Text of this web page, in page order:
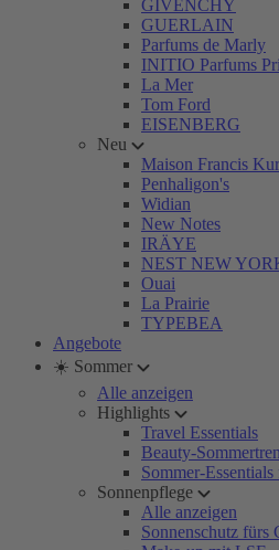
GIVENCHY
GUERLAIN
Parfums de Marly
INITIO Parfums
La Mer
Tom Ford
EISENBERG
Neu
Maison Francis
Penhaligon's
Widian
New Notes
IRÄYE
NEST NEW
Ouai
La Prairie
TYPEBEA
Angebote
☀️ Sommer
Alle anzeigen
Highlights
Travel Essentials
Beauty-
Sommer-
Sonnenpflege
Alle anzeigen
Sonnenschutz fürs